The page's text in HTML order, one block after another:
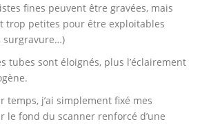
fines peuvent être gravées, mais
trop petites pour être exploitables
surgravure…)
tubes sont éloignés, plus l’éclairement
temps, j’ai simplement fixé mes
le fond du scanner renforcé d’une